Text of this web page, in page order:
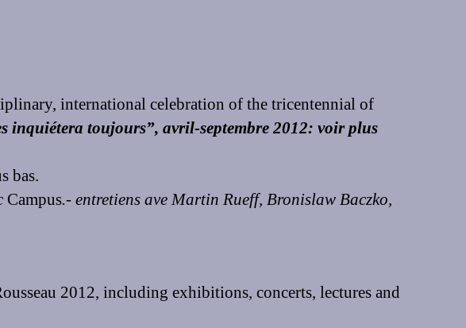
international celebration of the tricentennial of
inquiétera toujours”, avril-septembre 2012: voir plus
bas.
Campus.- entretiens ave Martin Rueff, Bronislaw Baczko,
2012, including exhibitions, concerts, lectures and